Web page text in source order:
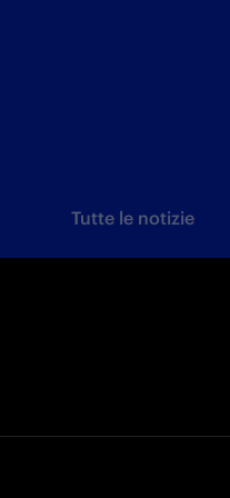
Tutte le notizie